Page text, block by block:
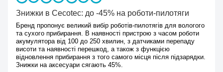
Знижки в Cecotec: до -45% на роботи-пилотяги
Бренд пропонує великий вибір роботів-пилотягів для вологого
та сухого прибирання. В наявності пристрою з часом роботи
акумулятора від 100 до 250 хвилин, з датчиками перепаду
висоти та наявності перешкод, а також з функцією
відновлення прибирання з того самого місця після підзарядки.
Знижки на аксесуари сягають 45%.